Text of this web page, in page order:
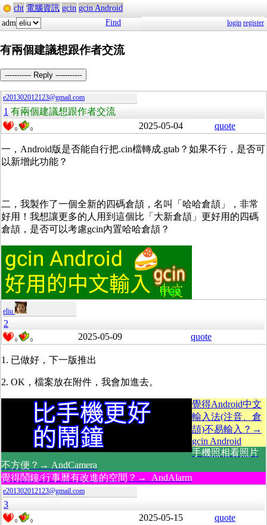
cht 電腦資訊 gcin gcin Android
adm
Find login register
有兩個建議想跟作者交流
----------- Reply -----------
e201302012123@gmail.com
1 有兩個建議想跟作者交流
0 0 2025-05-04 quote
一，Android版是否能自行把.cin檔轉成.gtab？如果不行，是否可
以新增此功能？
二，我製作了一個全新的四碼倉頡，名叫「哈哈倉頡」，非常
好用！我想讓更多的人用到這個比「大新倉頡」更好用的四碼
倉頡，是否可以考慮gcin內置哈哈倉頡？
eliu
2
0 0 2025-05-09 quote
1. 已做好，下一版推出
2. OK，檔案放在附件，我會加進去。
覺得Android中文
輸入法(注音、倉
頡)不易輸入？→
gcin Android
手機照相看照片
不方便？→ AndCamera
覺得鬧鐘/行事曆有改進的空間？→ AndAlarm
e201302012123@gmail.com
3
0 0 2025-05-15 quote